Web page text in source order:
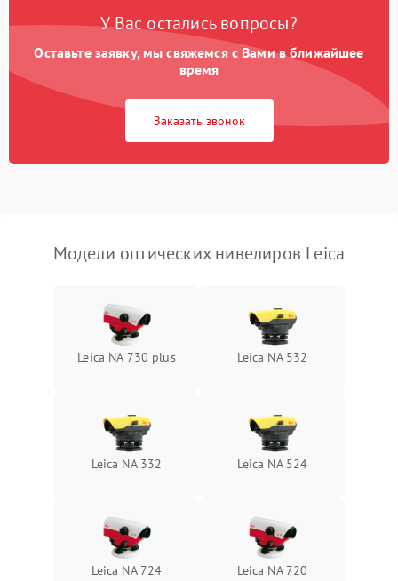
Царапины на линзах 2500 ₽ Подробнее →
Потеря резкости 2000 ₽
Искажение изображения 2000 ₽
У Вас остались вопросы?
Оставьте заявку, мы свяжемся с Вами в ближайшее
время
Заказать звонок
Модели оптических нивелиров Leica
Leica NA 730 plus Leica NA 532
Leica NA 332 Leica NA 524
Leica NA 724 Leica NA 720